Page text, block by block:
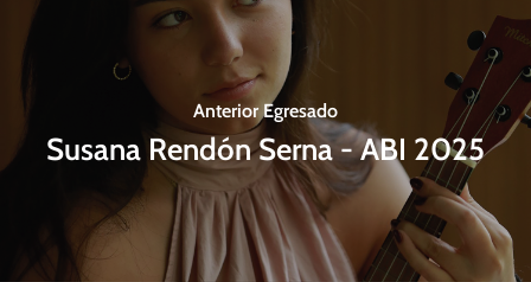
Anterior Egresado
Susana Rendón Serna - ABI 2025